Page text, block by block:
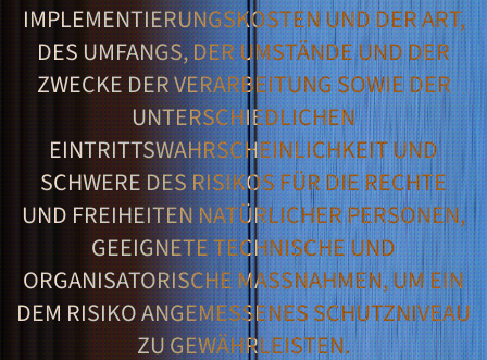
MPLEMENTIERUNGSKOSTEN UND DER ART, D
ES UMFANGS, DER UMSTÄNDE UND DER Z
WECKE DER VERARBEITUNG SOWIE DER U
NTERSCHIEDLICHEN E
INTRITTSWAHRSCHEINLICHKEIT UND S
CHWERE DES RISIKOS FÜR DIE RECHTE U
ND FREIHEITEN NATÜRLICHER PERSONEN, G
EEIGNETE TECHNISCHE UND O
RGANISATORISCHE MASSNAHMEN, UM EIN DE
M RISIKO ANGEMESSENES SCHUTZNIVEAU ZU
GEWÄHRLEISTEN.